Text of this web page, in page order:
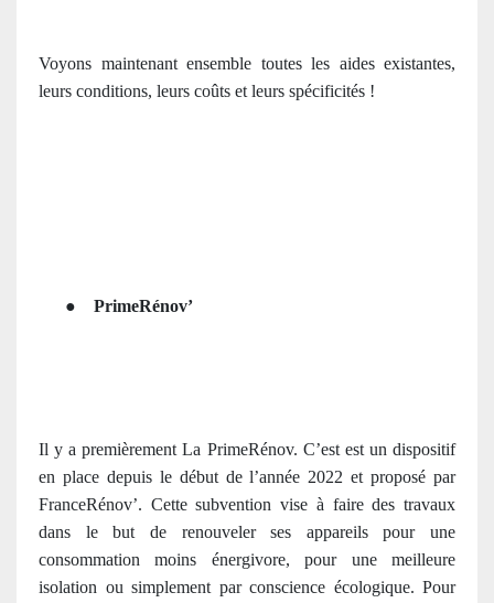
Voyons maintenant ensemble toutes les aides existantes,
leurs conditions, leurs coûts et leurs spécificités !
● PrimeRénov’
Il y a premièrement La PrimeRénov. C’est est un dispositif
en place depuis le début de l’année 2022 et proposé par
FranceRénov’. Cette subvention vise à faire des travaux
dans le but de renouveler ses appareils pour une
consommation moins énergivore, pour une meilleure
isolation ou simplement par conscience écologique. Pour